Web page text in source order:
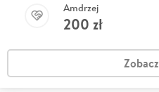
Amdrzej
200 zł